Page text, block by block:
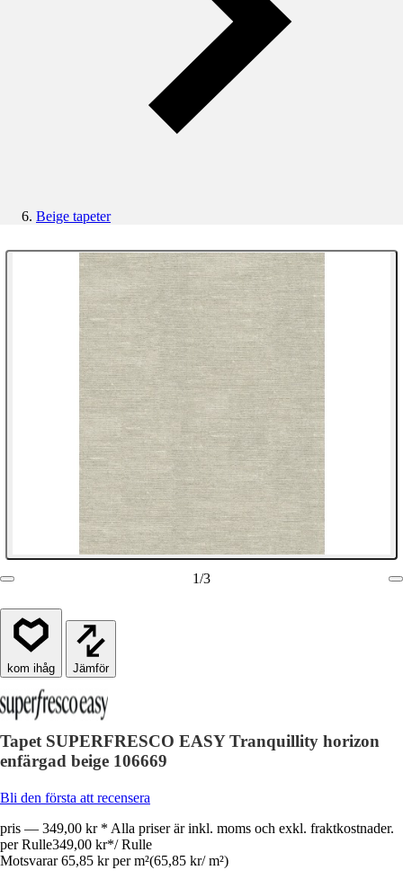
Beige tapeter
1/3
Jämför
Tapet SUPERFRESCO EASY Tranquillity horizon
enfärgad beige 106669
Bli den första att recensera
pris — 349,00 kr * Alla priser är inkl. moms och exkl. fraktkostnader.
per Rulle349,00 kr*/ Rulle
Motsvarar 65,85 kr per m²(65,85 kr/ m²)